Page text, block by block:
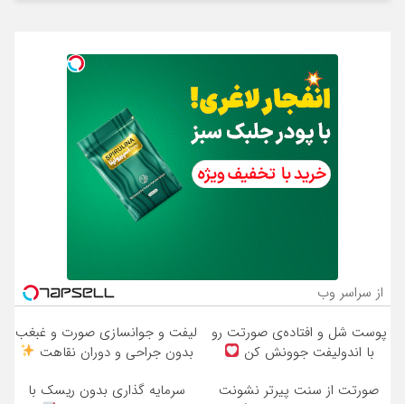
از سراسر وب
پوست شل و افتاده‌ی صورتت رو
با اندولیفت جوونش کن
لیفت و جوانسازی صورت و غبغب
بدون جراحی و دوران نقاهت
صورتت از سنت پیرتر نشونت
سرمایه گذاری بدون ریسک با